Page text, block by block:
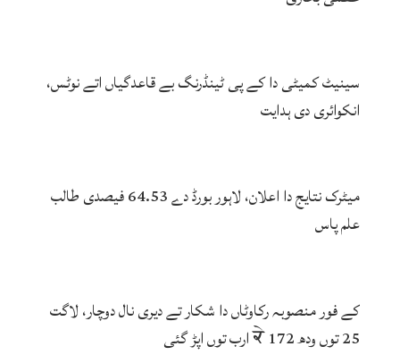
سینیٹ کمیٹی دا کے پی ٹینڈرنگ بے قاعدگیاں اتے نوٹس،
انکوائری دی ہدایت
میٹرک نتایج دا اعلان، لاہور بورڈ دے 64.53 فیصدی طالب
علم پاس
کے فور منصوبہ رکاوٹاں دا شکار تے دیری نال دوچار، لاگت
25 توں ودھ ਕੇ 172 ارب توں اپڑ گئی